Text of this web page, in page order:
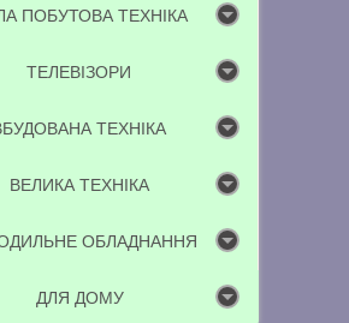
ПОБУТОВА ТЕХНІКА
ТЕЛЕВІЗОРИ
ТЕХНІКА
ВЕЛИКА ТЕХНІКА
ОБЛАДНАННЯ
ДЛЯ ДОМУ